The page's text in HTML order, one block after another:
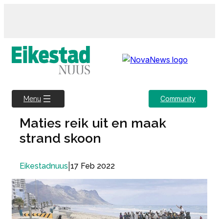
Menu Community
Maties reik uit en maak
strand skoon
Eikestadnuus 17 Feb 2022